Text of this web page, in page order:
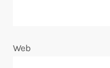
Web